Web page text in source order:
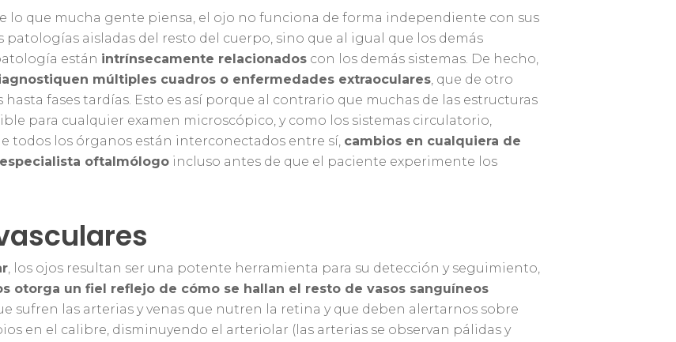
lo que mucha gente piensa, el ojo no funciona de forma independiente con sus
patologías aisladas del resto del cuerpo, sino que al igual que los demás
están intrínsecamente relacionados con los demás sistemas. De hecho,
múltiples cuadros o enfermedades extraoculares, que de otro
fases tardías. Esto es así porque al contrario que muchas de las estructuras
para cualquier examen microscópico, y como los sistemas circulatorio,
todos los órganos están interconectados entre sí, cambios en cualquiera de
oftalmólogo incluso antes de que el paciente experimente los
, los ojos resultan ser una potente herramienta para su detección y seguimiento,
otorga un fiel reflejo de cómo se hallan el resto de vasos sanguíneos
sufren las arterias y venas que nutren la retina y que deben alertarnos sobre
en el calibre, disminuyendo el arteriolar (las arterias se observan pálidas y